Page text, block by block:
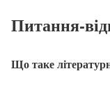
Питання-
Що таке